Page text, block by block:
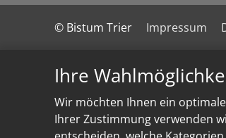
Ihre
Wir möchten Ihnen ein
Ihrer Zustimmung verwenden
© Bistum Trier Impressum